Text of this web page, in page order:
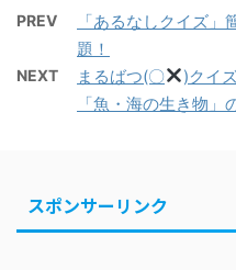
PREV
「あるなしクイズ
題！
NEXT まるばつ(〇
)クイ
「魚・海の生き物」
スポンサーリンク